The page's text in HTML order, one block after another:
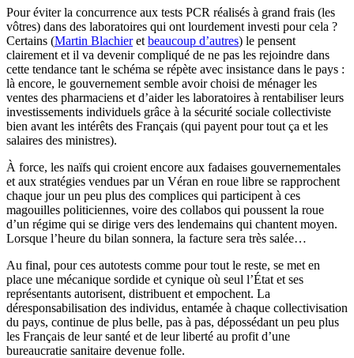
Pour éviter la concurrence aux tests PCR réalisés à grand frais (les
vôtres) dans des laboratoires qui ont lourdement investi pour cela ?
Certains (Martin Blachieret beaucoup d’autres) le pensent
clairement et il va devenir compliqué de ne pas les rejoindre dans
cette tendance tant le schéma se répète avec insistance dans le pays :
là encore, le gouvernement semble avoir choisi de ménager les
ventes des pharmaciens et d’aider les laboratoires à rentabiliser leurs
investissements individuels grâce à la sécurité sociale collectiviste
bien avant les intérêts des Français (qui payent pour tout ça et les
salaires des ministres).
À force, les naïfs qui croient encore aux fadaises gouvernementales
et aux stratégies vendues par un Véran en roue libre se rapprochent
chaque jour un peu plus des complices qui participent à ces
magouilles politiciennes, voire des collabos qui poussent la roue
d’un régime qui se dirige vers des lendemains qui chantent moyen.
Lorsque l’heure du bilan sonnera, la facture sera très salée…
Au final, pour ces autotests comme pour tout le reste, se met en
place une mécanique sordide et cynique où seul l’État et ses
représentants autorisent, distribuent et empochent. La
déresponsabilisation des individus, entamée à chaque collectivisation
du pays, continue de plus belle, pas à pas, dépossédant un peu plus
les Français de leur santé et de leur liberté au profit d’une
bureaucratie sanitaire devenue folle.